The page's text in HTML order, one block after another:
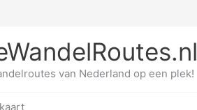
van Nederland op een plek!